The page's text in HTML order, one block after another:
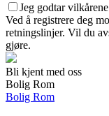
Jeg godtar
Ved å registrere deg
retningslinjer. Vil du
gjøre.
Bli kjent med oss
Bolig Rom
Bolig Rom